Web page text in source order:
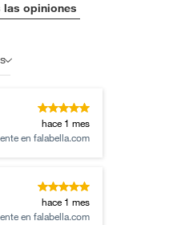
las opiniones
hace 1 mes
en falabella.com
hace 1 mes
en falabella.com